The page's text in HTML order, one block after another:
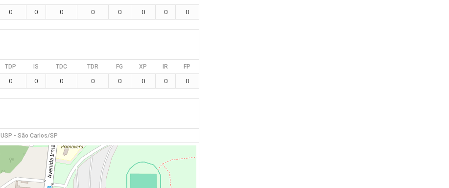
0 0 0 0 0 0 0 0
TDP IS TDC TDR FG XP IR FP
0 0 0 0 0 0 0 0
USP - São Carlos/SP